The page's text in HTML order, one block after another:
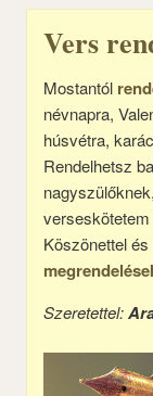
Vers
Mostantól
névnapra,
húsvétra,
Rendelhetsz
Köszönettel
Szeretettel: